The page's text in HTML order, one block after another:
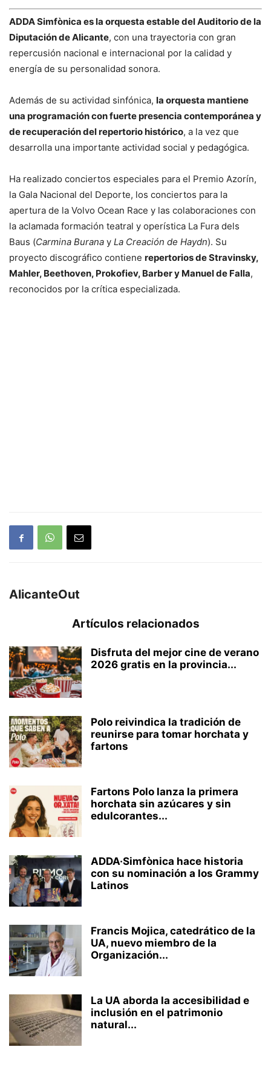
ADDA Simfònica es la orquesta estable del Auditorio de la
Diputación de Alicante, con una trayectoria con gran
repercusión nacional e internacional por la calidad y
energía de su personalidad sonora.
Además de su actividad sinfónica, la orquesta mantiene
una programación con fuerte presencia contemporánea y
de recuperación del repertorio histórico, a la vez que
desarrolla una importante actividad social y pedagógica.
Ha realizado conciertos especiales para el Premio Azorín,
la Gala Nacional del Deporte, los conciertos para la
apertura de la Volvo Ocean Race y las colaboraciones con
la aclamada formación teatral y operística La Fura dels
Baus (Carmina Burana y La Creación de Haydn). Su
proyecto discográfico contiene repertorios de Stravinsky,
Mahler, Beethoven, Prokofiev, Barber y Manuel de Falla,
reconocidos por la crítica especializada.
AlicanteOut
Artículos relacionados
Disfruta del mejor cine de verano
2026 gratis en la provincia...
Polo reivindica la tradición de
reunirse para tomar horchata y
fartons
Fartons Polo lanza la primera
horchata sin azúcares y sin
edulcorantes...
ADDA·Simfònica hace historia
con su nominación a los Grammy
Latinos
Francis Mojica, catedrático de la
UA, nuevo miembro de la
Organización...
La UA aborda la accesibilidad e
inclusión en el patrimonio
natural...